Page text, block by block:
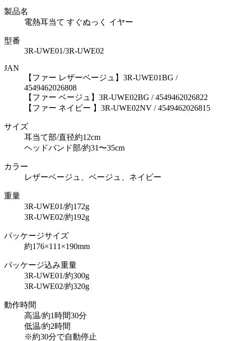
製品名
電熱耳当て すぐぬっく イヤー
型番
3R-UWE01/3R-UWE02
JAN
【ファー レザーベージュ】3R-UWE01BG /
4549462026808
【ファー ベージュ】3R-UWE02BG / 4549462026822
【ファー ネイビー 】3R-UWE02NV / 4549462026815
サイズ
耳当て部/直径約12cm
ヘッドバンド部/約31〜35cm
カラー
レザーベージュ、ベージュ、ネイビー
重量
3R-UWE01/約172g
3R-UWE02/約192g
パッケージサイズ
約176×111×190mm
パッケージ込み重量
3R-UWE01/約300g
3R-UWE02/約320g
動作時間
高温/約1時間30分
低温/約2時間
※約30分で自動停止